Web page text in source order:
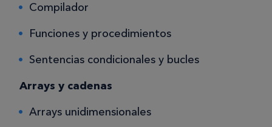
Compilador
Funciones y procedimientos
Sentencias condicionales y bucles
Arrays y cadenas
Arrays unidimensionales